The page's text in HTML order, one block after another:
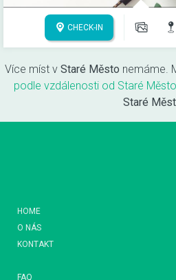
CHECK-IN
Více míst v Staré Město nemáme.
podle vzdálenosti od Staré Město
Staré
HOME
O NÁS
KONTAKT
FAQ